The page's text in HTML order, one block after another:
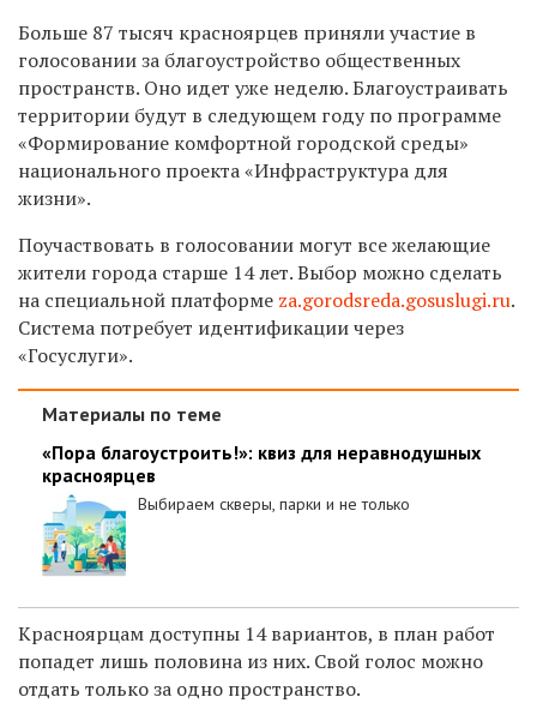
Больше 87 тысяч красноярцев приняли участие в
голосовании за благоустройство общественных
пространств. Оно идет уже неделю. Благоустраивать
территории будут в следующем году по программе
«Формирование комфортной городской среды»
национального проекта «Инфраструктура для
жизни».
Поучаствовать в голосовании могут все желающие
жители города старше 14 лет. Выбор можно сделать
на специальной платформе za.gorodsreda.gosuslugi.ru.
Система потребует идентификации через
«Госуслуги».
Материалы по теме
«Пора благоустроить!»: квиз для неравнодушных
красноярцев
Выбираем скверы, парки и не только
Красноярцам доступны 14 вариантов, в план работ
попадет лишь половина из них. Свой голос можно
отдать только за одно пространство.